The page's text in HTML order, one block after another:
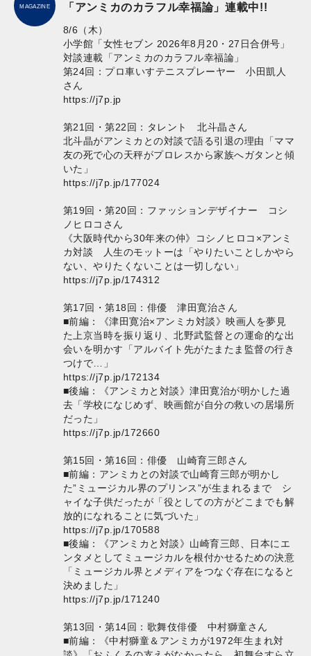
MAGAZINE 「アンミカのカラフル幸福論」連載中!!
8/6（木）
小学館「女性セブン 2026年8月20・27日合併号」
対談連載「アンミカのカラフル幸福論」
第24回：プロ車いすテニスプレーヤー 小田凱人
さん
https://j7p.jp
第21回・第22回：タレント 北斗晶さん
北斗晶がアンミカとの対談で語る引退の理由「ママ
友の死で心の天秤がプロレスから家族へガタンと傾
いた」
https://j7p.jp/177024
第19回・第20回：ファッションデザイナー コシ
ノヒロコさん
《大阪時代から30年来の仲》コシノヒロコ×アンミ
カ対談 人生のモットーは「やりたいことしかやら
ない、やりたくないことは一切しない」
https://j7p.jp/174312
第17回・第18回：俳優 津田寛治さん
■前編：《津田寛治×アンミカ対談》映画人を夢見
た上京当時を振り返り、北野武監督との運命的な出
会いを明かす「アルバイト先がたまたま監督の行き
つけで…」
https://j7p.jp/172134
■後編：《アンミカと対談》津田寛治が明かした過
去「学校になじめず、映画館が自分の救いの居場所
だった」
https://j7p.jp/172660
第15回・第16回：俳優 山崎育三郎さん
■前編：アンミカとの対談で山崎育三郎が明かし
た”ミュージカル界のプリンス”が生まれるまで シ
ャイな子供だったが「役としての方がどこまでも解
放的になれることに気づいた」
https://j7p.jp/170588
■後編：《アンミカと対談》山崎育三郎、日本にエ
ンタメとしてミュージカルを根付かせるための決意
「ミュージカル界とメディアをつなぐ存在になると
決めました」
https://j7p.jp/171240
第13回・第14回：歌舞伎俳優 中村獅童さん
■前編：《中村獅童＆アンミカが1972年生まれ対